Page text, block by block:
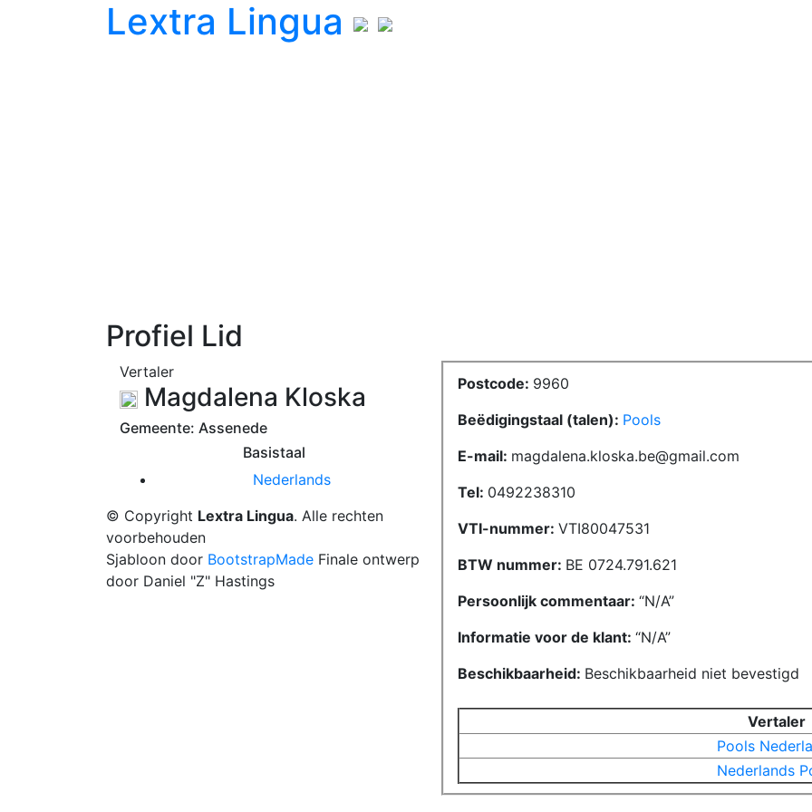
Lextra Lingua
Profiel Lid
Vertaler
Magdalena Kloska
Gemeente: Assenede
Basistaal
Nederlands
Postcode: 9960
Beëdigingstaal (talen): Pools
E-mail: magdalena.kloska.be@gmail.com
Tel: 0492238310
VTI-nummer: VTI80047531
BTW nummer: BE 0724.791.621
Persoonlijk commentaar: N/A
Informatie voor de klant: N/A
Beschikbaarheid: Beschikbaarheid niet bevestigd
Vertaler
Pools
Nederlands
© Copyright Lextra Lingua. Alle rechten
voorbehouden
Sjabloon door BootstrapMade Finale ontwerp
door Daniel "Z" Hastings